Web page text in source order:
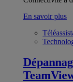
En savoir plus